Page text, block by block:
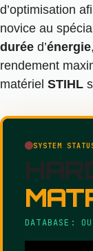
d’optimisation
novice au
durée d’énergie
rendement
matériel STIHL
SYSTEM
DATABASE: